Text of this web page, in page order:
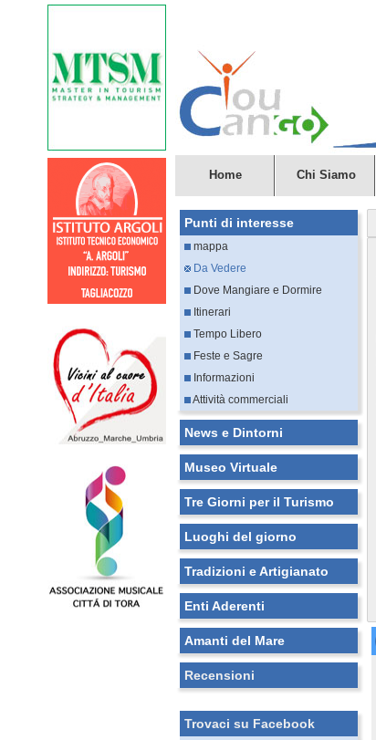
Home Chi Siamo
Punti di interesse
mappa
Da Vedere
Dove Mangiare e Dormire
Itinerari
Tempo Libero
Feste e Sagre
Informazioni
Attività commerciali
News e Dintorni
Museo Virtuale
Tre Giorni per il Turismo
Luoghi del giorno
Tradizioni e Artigianato
Enti Aderenti
Amanti del Mare
Recensioni
Trovaci su Facebook